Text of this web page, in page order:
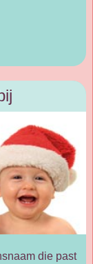
die past